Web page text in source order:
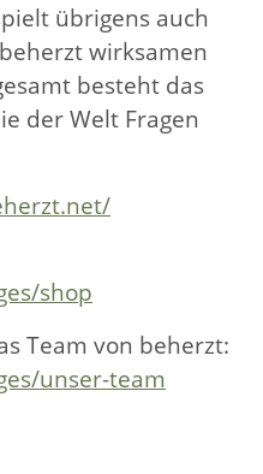
übrigens auch
wirksamen
besteht das
der Welt Fragen
shop
Team von beherzt:
unser-team